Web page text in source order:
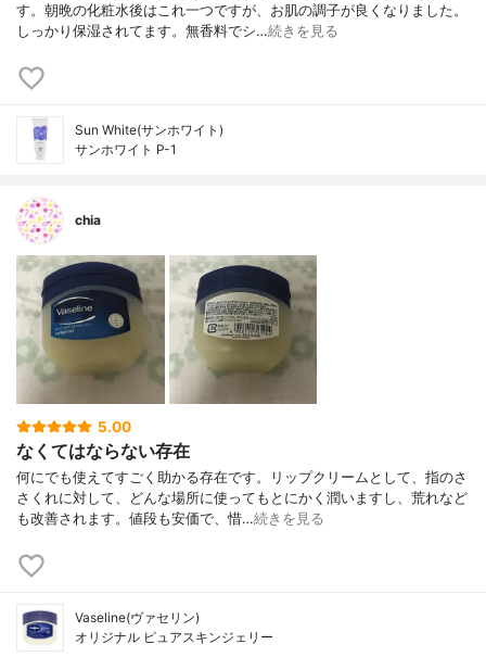
す。朝晩の化粧水後はこれ一つですが、お肌の調子が良くなりました。
しっかり保湿されてます。無香料でシ…続きを見る
Sun White(サンホワイト)
サンホワイト P-1
chia
5.00
なくてはならない存在
何にでも使えてすごく助かる存在です。リップクリームとして、指のさ
さくれに対して、どんな場所に使ってもとにかく潤いますし、荒れなど
も改善されます。値段も安価で、惜…続きを見る
Vaseline(ヴァセリン)
オリジナル ピュアスキンジェリー